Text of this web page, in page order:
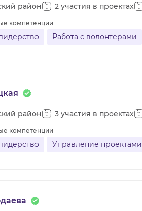
район 2 участия в проектах
компетенции
Работа с волонтерами
район 3 участия в проектах
компетенции
Управление проектами